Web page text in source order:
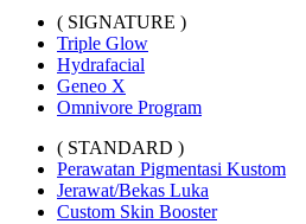
( SIGNATURE )
Triple Glow
Hydrafacial
Geneo X
Omnivore Program
( STANDARD )
Perawatan Pigmentasi Kustom
Jerawat/Bekas Luka
Custom Skin Booster